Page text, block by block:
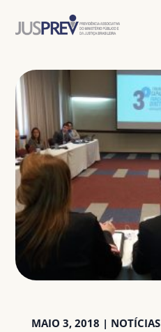
MAIO 3, 2018 | NOTÍCIAS